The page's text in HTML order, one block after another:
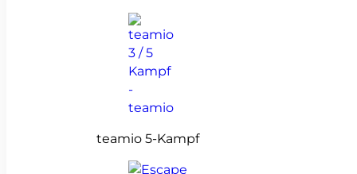
teamio 5-Kampf